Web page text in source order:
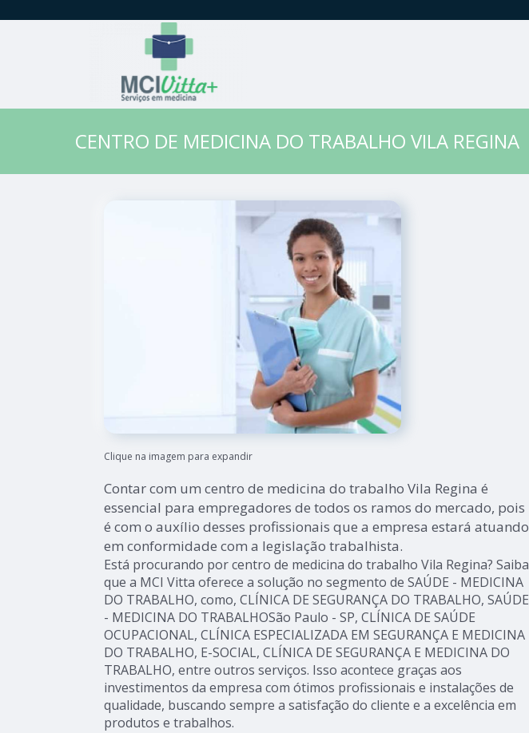
CENTRO DE MEDICINA DO TRABALHO VILA REGINA
Clique na imagem para expandir
Contar com um centro de medicina do trabalho Vila Regina é
essencial para empregadores de todos os ramos do mercado, pois
é com o auxílio desses profissionais que a empresa estará atuando
em conformidade com a legislação trabalhista.
Está procurando por centro de medicina do trabalho Vila Regina? Saiba
que a MCI Vitta oferece a solução no segmento de SAÚDE - MEDICINA
DO TRABALHO, como, CLÍNICA DE SEGURANÇA DO TRABALHO, SAÚDE
- MEDICINA DO TRABALHOSão Paulo - SP, CLÍNICA DE SAÚDE
OCUPACIONAL, CLÍNICA ESPECIALIZADA EM SEGURANÇA E MEDICINA
DO TRABALHO, E-SOCIAL, CLÍNICA DE SEGURANÇA E MEDICINA DO
TRABALHO, entre outros serviços. Isso acontece graças aos
investimentos da empresa com ótimos profissionais e instalações de
qualidade, buscando sempre a satisfação do cliente e a excelência em
produtos e trabalhos.